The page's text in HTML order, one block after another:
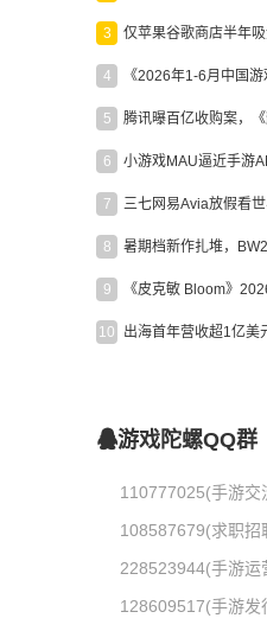
3
4 《2026年1-6月中国
5
6 小游戏MAU逼近手游
7
8
9
10
游戏陀螺QQ群
110777025(手游交
108587679(求职招
228523944(手游运
128609517(手游发